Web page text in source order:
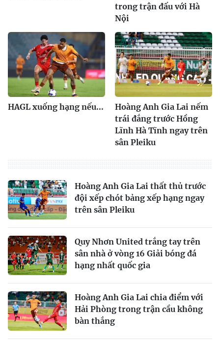
trong trận đấu với Hà
Nội
HAGL xuống hạng nếu...
Hoàng Anh Gia Lai nếm
trái đắng trước Hồng
Lĩnh Hà Tĩnh ngay trên
sân Pleiku
Hoàng Anh Gia Lai thất thủ trước
đội xếp chót bảng xếp hạng ngay
trên sân Pleiku
Quy Nhơn United trắng tay trên
sân nhà ở vòng 16 Giải bóng đá
hạng nhất quốc gia
Hoàng Anh Gia Lai chia điểm với
Hải Phòng trong trận cầu không
bàn thắng